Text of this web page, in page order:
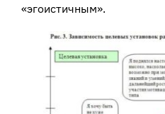
«эгоистичным».